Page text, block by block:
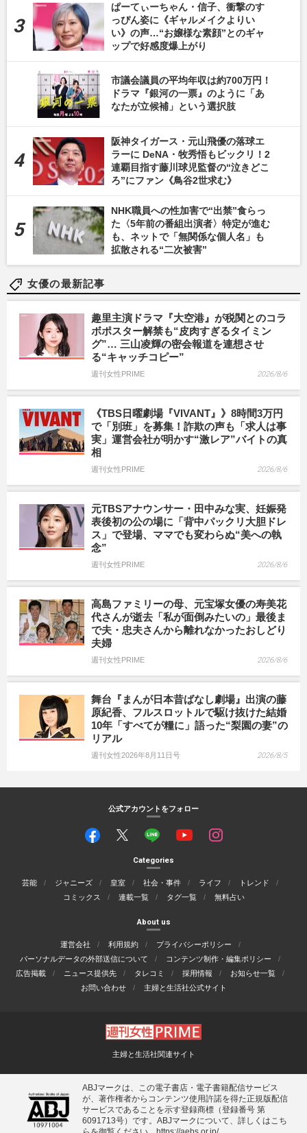
ぱーてぃーちゃん・信子、衝撃のす
っぴん姿に《ギャルメイクよりい
い》の声…“お嬢様な素顔”とのギャ
ップで好感度爆上がり
市議会議員の平均年収は約700万円！
ドラマ『銀河の一票』のように「あ
なたが立候補」という選択肢
阪神タイガース・元山飛優の落球エ
ラーに DeNA・牧秀悟もビックリ！2
連覇目指す藤川球児監督の“泣きどこ
ろ”にファン《鳥谷2世求む》
NHK職員への性加害で“出禁”食らっ
た〈5年前の番組出演者〉特定が進む
も、ネットで「無関係な個人名」も
拡散される“二次被害”
女優の最新記事
趣里主演ドラマ『大空港』が税関とのコラ
ボポスター解禁も“皮肉すぎるタイミン
グ”… 三山凌輝の密会報道を連想させ
る“キャッチコピー”
週刊女性PRIME 2026/8/6
《TBS日曜劇場『VIVANT』》8時間3万円
で「別班」を募集！詐欺の声も「求人は事
実」運営会社が明かす“激レア”バイトの真
相
週刊女性PRIME 2026/8/6
元TBSアナウンサー・田中みな実、妊娠発
表後初の公の場に「背中パックリ大胆ドレ
ス」で登場、ママでも変わらぬ“美への執
念”
週刊女性PRIME 2026/8/6
高島ファミリーの母、元宝塚女優の寿美花
代さんが逝去「私が面倒みたいの」最後ま
で夫・忠夫さんから離れなかったおしどり
夫婦
週刊女性PRIME 2026/8/6
舞台『まんが日本昔ばなし劇場』出演の藤
原紀香、フルスロットルで駆け抜けた結婚
10年「すべてが糧に」語った“梨園の妻”の
リアル
週刊女性2026年8月11日号 2026/8/5
公式アカウントをフォロー
Categories
芸能 ジャニーズ 皇室 社会・事件 ライフ
トレンド
コミックス
連載一覧 タグ一覧 無料占い
About us
運営会社 利用規約
プライバシーポリシー
パーソナルデータの外部送信について
コンテンツ制作・編集ポリシー
広告掲載
ニュース提供先 タレコミ 採用情報
お知らせ一覧
お問い合わせ
主婦と生活社公式サイト
主婦と生活社関連サイト
ABJマークは、この電子書店・電子書籍配信サービス
が、著作権者からコンテンツ使用許諾を得た正規版配信
サービスであることを示す登録商標（登録番号 第
6091713号）です。ABJマークについて、詳しくはこち